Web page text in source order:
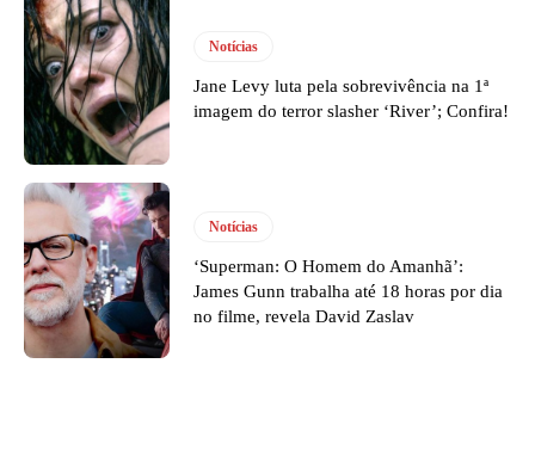
Notícias
Jane Levy luta pela sobrevivência na 1ª
imagem do terror slasher ‘River’; Confira!
Notícias
‘Superman: O Homem do Amanhã’:
James Gunn trabalha até 18 horas por dia
no filme, revela David Zaslav